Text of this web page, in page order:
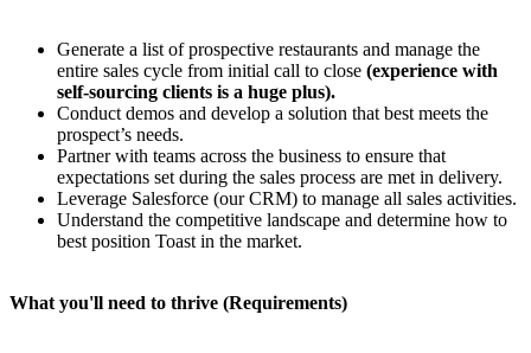
Generate a list of prospective restaurants and manage the
entire sales cycle from initial call to close (experience with
self-sourcing clients is a huge plus).
Conduct demos and develop a solution that best meets the
prospect’s needs.
Partner with teams across the business to ensure that
expectations set during the sales process are met in delivery.
Leverage Salesforce (our CRM) to manage all sales activities.
Understand the competitive landscape and determine how to
best position Toast in the market.
What you'll need to thrive (Requirements)